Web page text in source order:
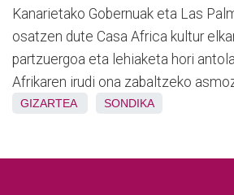
Kanarietako Gobernuak eta Las
osatzen dute Casa Africa kultur
partzuergoa eta lehiaketa hori
Afrikaren irudi ona zabaltzeko
GIZARTEA SONDIKA